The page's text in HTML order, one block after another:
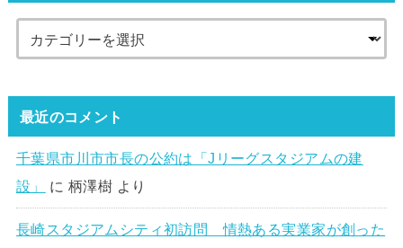
最近のコメント
千葉県市川市市長の公約は「Jリーグスタジアムの建
設」
に 柄澤樹 より
長崎スタジアムシティ初訪問 情熱ある実業家が創った